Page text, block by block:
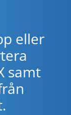
eller
samt